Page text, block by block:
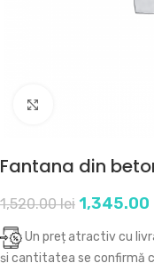
Fantana din
1,520.00lei 1,345.00
Un preț atractiv cu
și cantitatea se confirmă